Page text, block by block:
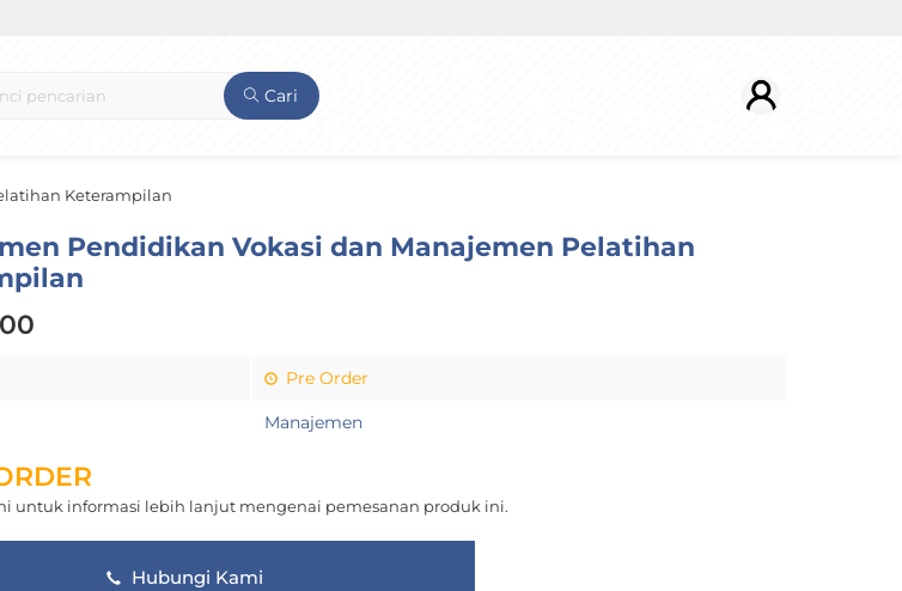
Cari
Keterampilan
Pendidikan Vokasi dan Manajemen Pelatihan
Pre Order
Manajemen
untuk informasi lebih lanjut mengenai pemesanan produk ini.
Hubungi Kami